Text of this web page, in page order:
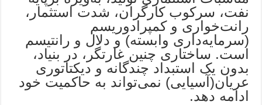
نفت، سرکوب کارگران، شدت استثمار،
رانت‌خواری و کمپرادوریسم
(سرمایه‌داری وابسته) و دلال و رانتیسم
است. ساختاری چنین غارتگر، در بنیاد،
بدون یک استبداد چندگانه و دیکتاتوری
عریان(آسیایی) نمی‌تواند به حاکمیت خود
ادامه دهد.